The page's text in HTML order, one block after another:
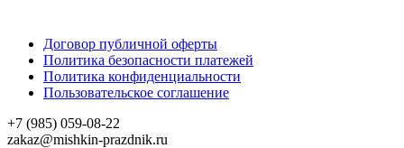
Договор публичной оферты
Политика безопасности платежей
Политика конфиденциальности
Пользовательское соглашение
+7 (985) 059-08-22
zakaz@mishkin-prazdnik.ru